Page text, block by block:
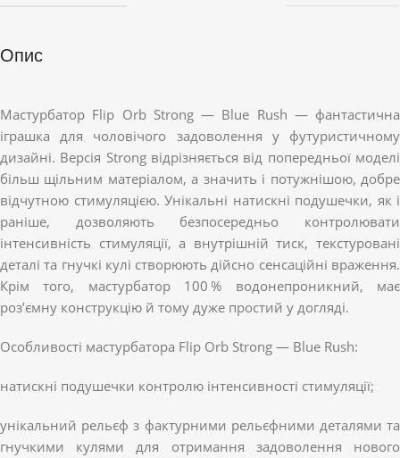
Опис
Мастурбатор Flip Orb Strong — Blue Rush — фантастична
іграшка для чоловічого задоволення у футуристичному
дизайні. Версія Strong відрізняється від попередньої моделі
більш щільним матеріалом, а значить і потужнішою, добре
відчутною стимуляцією. Унікальні натискні подушечки, як і
раніше, дозволяють безпосередньо контролювати
інтенсивність стимуляції, а внутрішній тиск, текстуровані
деталі та гнучкі кулі створюють дійсно сенсаційні враження.
Крім того, мастурбатор 100 % водонепроникний, має
роз’ємну конструкцію й тому дуже простий у догляді.
Особливості мастурбатора Flip Orb Strong — Blue Rush:
натискні подушечки контролю інтенсивності стимуляції;
унікальний рельєф з фактурними рельєфними деталями та
гнучкими кулями для отримання задоволення нового